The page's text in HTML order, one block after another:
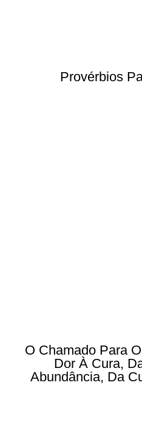
Provérbios
O Chamado Para
Dor À Cura,
Abundância, Da